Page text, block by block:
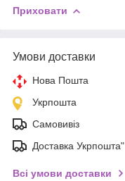
Приховати
Умови доставки
Нова Пошта
Укрпошта
Самовивіз
Доставка Укрпошта"
Всі умови доставки